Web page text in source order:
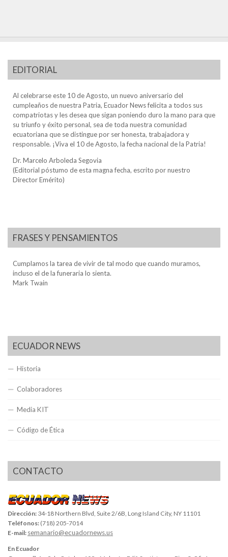
EDITORIAL
Al celebrarse este 10 de Agosto, un nuevo aniversario del
cumpleaños de nuestra Patria, Ecuador News felicita a todos sus
compatriotas y les desea que sigan poniendo duro la mano para que
su triunfo y éxito personal, sea de toda nuestra comunidad
ecuatoriana que se distingue por ser honesta, trabajadora y
responsable. ¡Viva el 10 de Agosto, la fecha nacional de la Patria!
Dr. Marcelo Arboleda Segovia
(Editorial póstumo de esta magna fecha, escrito por nuestro
Director Emérito)
FRASES Y PENSAMIENTOS
Cumplamos la tarea de vivir de tal modo que cuando muramos,
incluso el de la funeraria lo sienta.
Mark Twain
ECUADOR NEWS
Historia
Colaboradores
Media KIT
Código de Ética
CONTACTO
Dirección: 34-18 Northern Blvd, Suite 2/6B, Long Island City, NY 11101
Teléfonos: (718) 205-7014
E-mail: semanario@ecuadornews.us
En Ecuador